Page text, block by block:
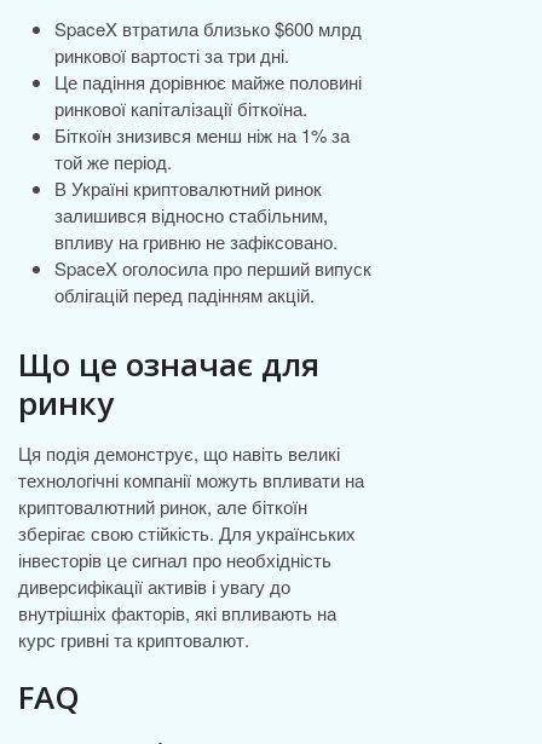
SpaceX втратила близько $600 млрд
ринкової вартості за три дні.
Це падіння дорівнює майже половині
ринкової капіталізації біткоїна.
Біткоїн знизився менш ніж на 1% за
той же період.
В Україні криптовалютний ринок
залишився відносно стабільним,
впливу на гривню не зафіксовано.
SpaceX оголосила про перший випуск
облігацій перед падінням акцій.
Що це означає для
ринку
Ця подія демонструє, що навіть великі
технологічні компанії можуть впливати на
криптовалютний ринок, але біткоїн
зберігає свою стійкість. Для українських
інвесторів це сигнал про необхідність
диверсифікації активів і увагу до
внутрішніх факторів, які впливають на
курс гривні та криптовалют.
FAQ